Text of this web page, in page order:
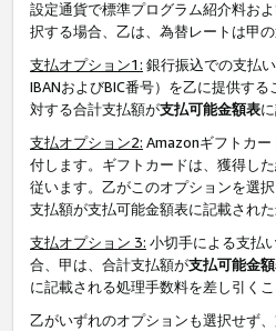
設定通貨で標準プログラム紹介料お
択する場合、乙は、為替レートは甲
支払オプション1: 銀行振込での支払
IBANおよびBIC番号）を乙に提供す
対する合計支払額が支払可能金額表
支払オプション2: Amazonギフトカ
付します。ギフトカードは、獲得し
従います。乙がこのオプションを選
支払額が支払可能金額表に記載され
支払オプション 3: 小切手による支払
合、甲は、合計支払額が支払可能金
に記載される処理手数料を差し引くこ
乙がいずれのオプションも選択せず